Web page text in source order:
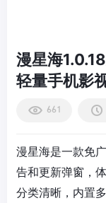
漫星海
轻量手机影
661
漫星海是一款免
告和更新弹窗，
分类清晰，内置